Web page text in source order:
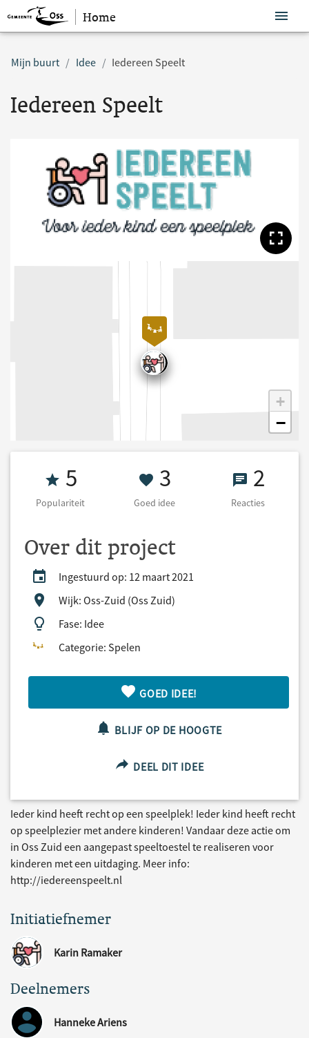
Sla navigatie over
Home
Mijn buurt Idee Iedereen Speelt
Iedereen Speelt
+
−
Populariteit 5
5
Populariteit
3 Goed idee
3
Goed idee
2 2
Reacties
Over dit project
Ingestuurd op: 12 maart 2021
Wijk: Oss-Zuid (Oss Zuid)
Fase: Idee
Categorie: Spelen
GOED IDEE!
BLIJF OP DE HOOGTE
DEEL DIT IDEE
Ieder kind heeft recht op een speelplek! Ieder kind heeft recht
op speelplezier met andere kinderen! Vandaar deze actie om
in Oss Zuid een aangepast speeltoestel te realiseren voor
kinderen met een uitdaging. Meer info:
http://iedereenspeelt.nl
Initiatiefnemer
Karin Ramaker
Deelnemers
Hanneke Ariens